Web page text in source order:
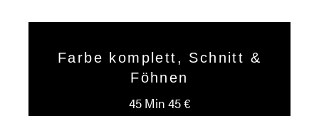
Farbe komplett, Schnitt &
Föhnen
45 Min 45 €